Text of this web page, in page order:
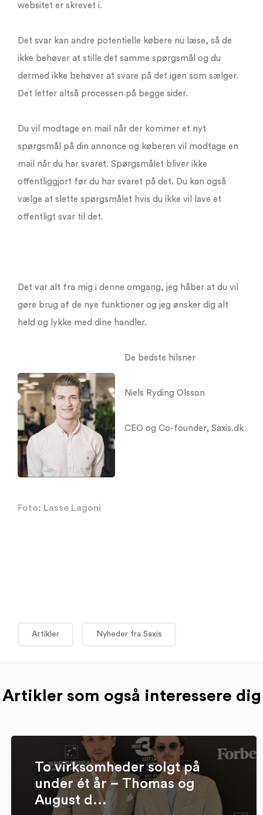
websitet er skrevet i.
Det svar kan andre potentielle købere nu læse, så de
ikke behøver at stille det samme spørgsmål og du
dermed ikke behøver at svare på det igen som sælger.
Det letter altså processen på begge sider.
Du vil modtage en mail når der kommer et nyt
spørgsmål på din annonce og køberen vil modtage en
mail når du har svaret. Spørgsmålet bliver ikke
offentliggjort før du har svaret på det. Du kan også
vælge at slette spørgsmålet hvis du ikke vil lave et
offentligt svar til det.
Det var alt fra mig i denne omgang, jeg håber at du vil
gøre brug af de nye funktioner og jeg ønsker dig alt
held og lykke med dine handler.
Foto: Lasse Lagoni
De bedste hilsner
Niels Ryding Olsson
CEO og Co-founder, Saxis.dk
Artikler Nyheder fra Saxis
Artikler som også interessere dig
To virksomheder solgt på
under ét år – Thomas og
August d...